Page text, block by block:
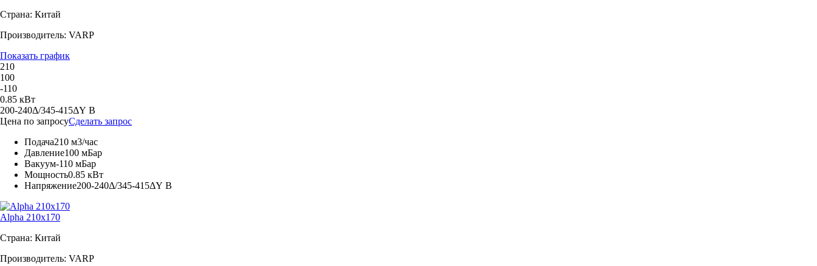
Страна: Китай
Производитель: VARP
Показать график
210
100
-110
0.85 кВт
200-240Δ/345-415ΔY В
Цена по запросуСделать запрос
Подача210 м3/час
Давление100 мБар
Вакуум-110 мБар
Мощность0.85 кВт
Напряжение200-240Δ/345-415ΔY В
Alpha 210x170
Страна: Китай
Производитель: VARP